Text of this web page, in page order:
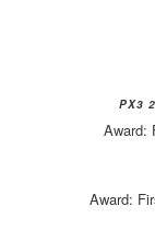
PX3
Award:
Award: